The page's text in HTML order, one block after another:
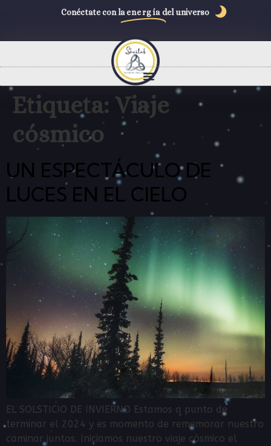
Conéctate con la energía del universo
Etiqueta: Viaje
cósmico
UN ESPECTÁCULO DE
LUCES EN EL CIELO
EL SOLSTICIO DE INVIERNO Estamos a punto de
terminar el 2024 y es momento de rememorar nuestro
caminar juntos. Iniciamos nuestro viaje cósmico el